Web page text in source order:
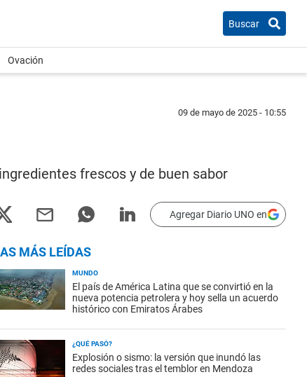
Buscar
Ovación
09 de mayo de 2025 - 10:55
frescos y de buen sabor
Agregar Diario UNO en
MÁS LEÍDAS
MUNDO
El país de América Latina que se convirtió en la
nueva potencia petrolera y hoy sella un acuerdo
histórico con Emiratos Árabes
¿QUÉ PASÓ?
Explosión o sismo: la versión que inundó las
redes sociales tras el temblor en Mendoza